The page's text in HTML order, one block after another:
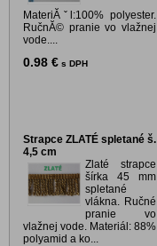
MateriĂˇl:100% polyester.
RučnĂ© pranie vo vlažnej
vode....
0.98 € s DPH
Strapce ZLATÉ spletané š.
4,5 cm
Zlaté strapce
šírka 45 mm
spletané
vlákna. Ručné
pranie vo
vlažnej vode. Materiál: 88%
polyamid a ko...